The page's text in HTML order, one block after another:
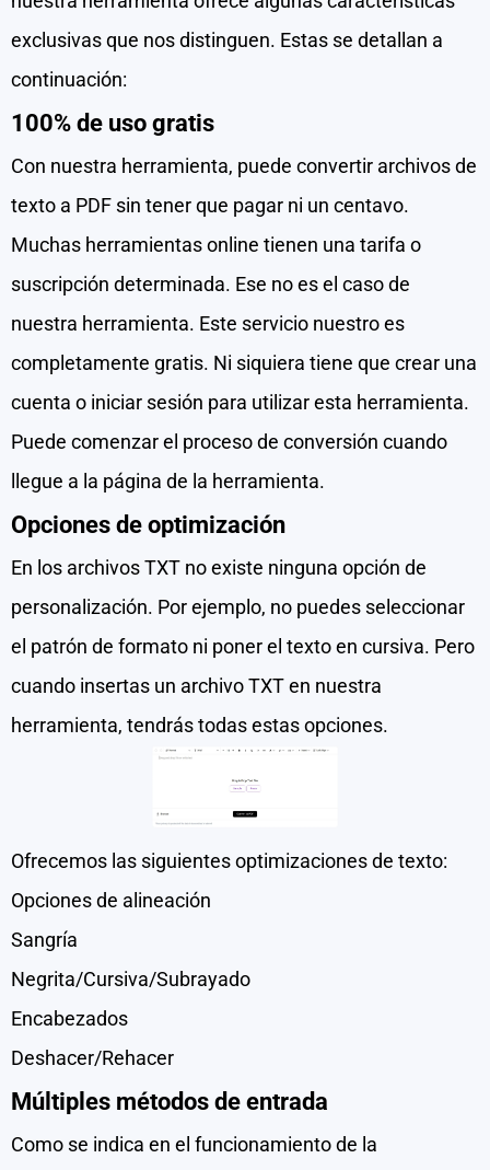
exclusivas que nos distinguen. Estas se detallan a
continuación:
100% de uso gratis
Con nuestra herramienta, puede convertir archivos de
texto a PDF sin tener que pagar ni un centavo.
Muchas herramientas online tienen una tarifa o
suscripción determinada. Ese no es el caso de
nuestra herramienta. Este servicio nuestro es
completamente gratis. Ni siquiera tiene que crear una
cuenta o iniciar sesión para utilizar esta herramienta.
Puede comenzar el proceso de conversión cuando
llegue a la página de la herramienta.
Opciones de optimización
En los archivos TXT no existe ninguna opción de
personalización. Por ejemplo, no puedes seleccionar
el patrón de formato ni poner el texto en cursiva. Pero
cuando insertas un archivo TXT en nuestra
herramienta, tendrás todas estas opciones.
Ofrecemos las siguientes optimizaciones de texto:
Opciones de alineación
Sangría
Negrita/Cursiva/Subrayado
Encabezados
Deshacer/Rehacer
Múltiples métodos de entrada
Como se indica en el funcionamiento de la